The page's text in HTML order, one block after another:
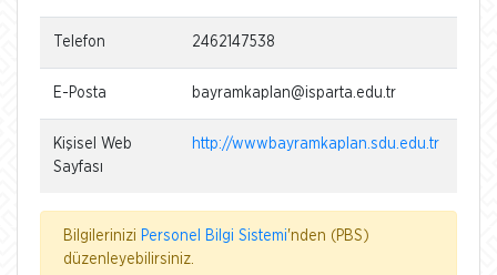
Telefon 2462147538
E-Posta bayramkaplan@isparta.edu.tr
Kişisel Web
Sayfası
http://wwwbayramkaplan.sdu.edu.tr
Bilgilerinizi Personel Bilgi Sistemi'nden (PBS)
düzenleyebilirsiniz.